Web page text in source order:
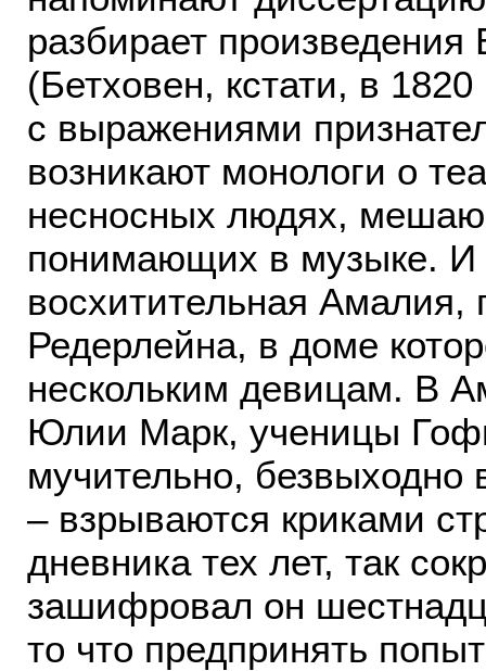
разбирает произведения
(Бетховен, кстати, в
с выражениями
возникают монологи о
несносных людях,
понимающих в музыке. И
восхитительная Амалия,
Редерлейна, в доме
нескольким девицам. В
Юлии Марк, ученицы
мучительно,
– взрываются криками
дневника тех лет, так
зашифровал он
то что предпринять